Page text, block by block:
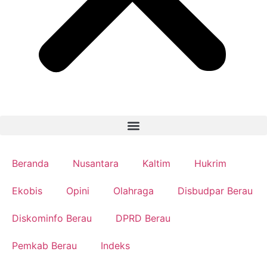
Beranda Nusantara Kaltim Hukrim
Ekobis Opini Olahraga Disbudpar Berau
Diskominfo Berau DPRD Berau
Pemkab Berau Indeks